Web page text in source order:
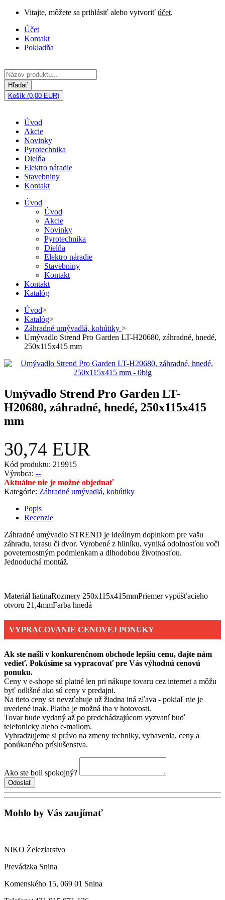
Vitajte, môžete sa prihlásiť alebo vytvoriť účet.
Účet
Kontakt
Pokladňa
Hľadať
Košík (0,00 EUR)
Úvod
Akcie
Novinky
Pyrotechnika
Dielňa
Elektro náradie
Stavebniny
Kontakt
Úvod
Úvod
Akcie
Novinky
Pyrotechnika
Dielňa
Elektro náradie
Stavebniny
Kontakt
Kontakt
Katalóg
Úvod>
Katalóg>
Záhradné umývadlá, kohútiky >
Umývadlo Strend Pro Garden LT-H20680, záhradné, hnedé,
250x115x415 mm
Umývadlo Strend Pro Garden LT-
H20680, záhradné, hnedé, 250x115x415
mm
30,74 EUR
Kód produktu: 219915
Výrobca: --
Aktuálne nie je možné objednať
Kategórie: Záhradné umývadlá, kohútiky
Popis
Recenzie
Záhradné umývadlo STREND je ideálnym doplnkom pre vašu
záhradu, terasu či dvor. Vyrobené z hliníku, vyniká odolnosťou voči
poveternostným podmienkam a dlhodobou životnosťou.
Jednoduchá montáž.
Materiál liatinaRozmery 250x115x415mmPriemer vypúšťacieho
otvoru 21,4mmFarba hnedá
VYPRACOVANIE CENOVEJ PONUKY
Ak ste našli v konkurenčnom obchode lepšiu cenu, dajte nám
vedieť. Pokúsime sa vypracovať pre Vás výhodnú cenovú
ponuku.
Ceny v e-shope sú platné len pri nákupe tovaru cez internet a môžu
byť odlišné ako sú ceny v predajni.
Na tieto ceny sa nevzťahuje už žiadna iná zľava - pokiaľ nie je
uvedené inak. Platba je možná iba v hotovosti.
Tovar bude vydaný až po predchádzajúcom vyzvaní buď
telefonicky alebo e-mailom.
Vyhradzujeme si právo na zmeny techniky, vybavenia, ceny a
ponúkaného príslušenstva.
Ako ste boli spokojný?
Mohlo by Vás zaujímať
NIKO Železiarstvo
Prevádzka Snina
Komenského 15, 069 01 Snina